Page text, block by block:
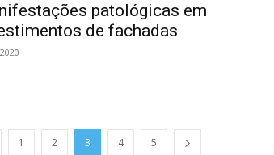
patológicas em
de fachadas
1 2 3 4 5